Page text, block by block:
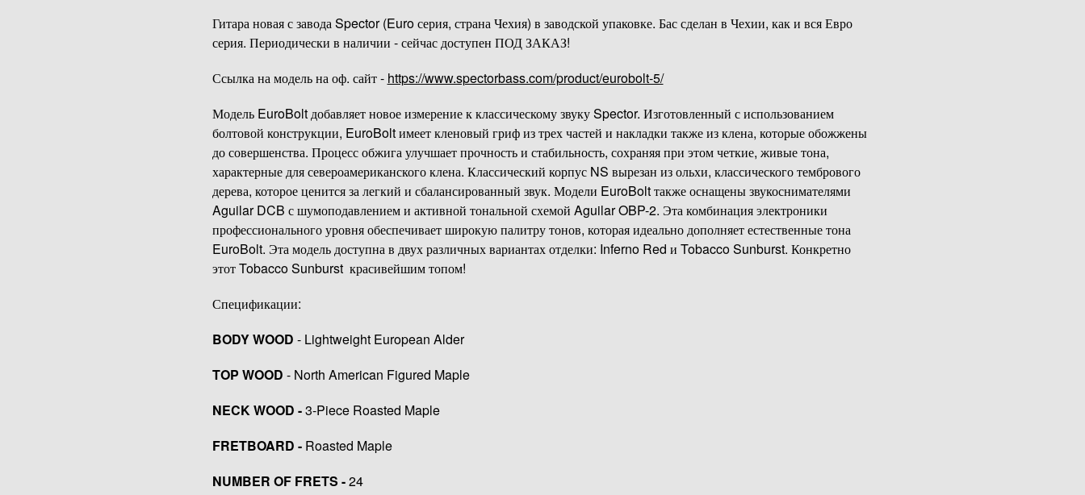
Гитара новая с завода Spector (Euro серия, страна Чехия) в заводской упаковке. Бас сделан в Чехии, как и вся Евро
серия. Периодически в наличии - сейчас доступен ПОД ЗАКАЗ!
Ссылка на модель на оф. сайт - https://www.spectorbass.com/product/eurobolt-5/
Модель EuroBolt добавляет новое измерение к классическому звуку Spector. Изготовленный с использованием
болтовой конструкции, EuroBolt имеет кленовый гриф из трех частей и накладки также из клена, которые обожжены
до совершенства. Процесс обжига улучшает прочность и стабильность, сохраняя при этом четкие, живые тона,
характерные для североамериканского клена. Классический корпус NS вырезан из ольхи, классического тембрового
дерева, которое ценится за легкий и сбалансированный звук. Модели EuroBolt также оснащены звукоснимателями
Aguilar DCB с шумоподавлением и активной тональной схемой Aguilar OBP-2. Эта комбинация электроники
профессионального уровня обеспечивает широкую палитру тонов, которая идеально дополняет естественные тона
EuroBolt. Эта модель доступна в двух различных вариантах отделки: Inferno Red и Tobacco Sunburst. Конкретно
этот Tobacco Sunburst красивейшим топом!
Спецификации:
BODY WOOD - Lightweight European Alder
TOP WOOD - North American Figured Maple
NECK WOOD -3-Piece Roasted Maple
FRETBOARD - Roasted Maple
NUMBER OF FRETS -24